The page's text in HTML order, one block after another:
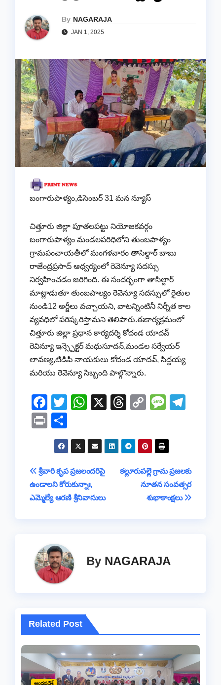
By NAGARAJA
JAN 1, 2025
బంగారుపాళ్యం,డిసెంబర్ 31 మన న్యూస్
చిత్తూరు జిల్లా పూతలపట్టు నియోజకవర్గం
బంగారుపాళ్యం మండలపరిధిలోని తుంబపాళ్యం
గ్రామపంచాయతీలో మంగళవారం తాసిల్దార్ బాబు
రాజేంద్రప్రసాద్ ఆధ్వర్యంలో రెవెన్యూ సదస్సు
నిర్వహించడం జరిగింది. ఈ సందర్భంగా తాసిల్దార్
మాట్లాడుతూ తుంబపాల్యం రెవెన్యూ సదస్సులో రైతుల
నుండి12 అర్జీలు వచ్చాయని, వాటన్నింటినీ నిర్నీత కాల
వ్యవధిలో పరిష్కరిస్తామని తెలిపారు.ఈకార్యక్రమంలో
చిత్తూరు జిల్లా ప్రధాన కార్యదర్శి కోదండ యాదవ్
రెవిన్యూ ఇన్స్పెక్టర్ మధుసూదన్,మండల సర్వేయర్
లావణ్య,టిడిపి నాయకులు కోదండ యాదవ్, సిద్దయ్య
మరియు రెవెన్యూ సిబ్బంది పాల్గొన్నారు.
F
a
c
e
b
o
o
T
er
W
s
A
p
p
X
T
a
d
s
C
y
Li
n
k
M
a
g
e
a
m
Pr
in h
ar
e
Post
navigation
కల్లూరుపల్లె గ్రామ ప్రజలకు
నూతన సంవత్సర
శుభాకాంక్షలు
శ్రీవారి కృప ప్ర‌జ‌లంద‌రిపై
ఉండాల‌ని కోరుకున్నాః,
ఎమ్మెల్యే ఆర‌ణి శ్రీనివాసులు
By NAGARAJA
Related Post
ఆంధ్రప్రదేశ్